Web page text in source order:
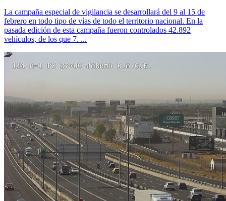
La campaña especial de vigilancia se desarrollará del 9 al 15 de
febrero en todo tipo de vías de todo el territorio nacional. En la
pasada edición de esta campaña fueron controlados 42.892
vehículos, de los que 7. ...